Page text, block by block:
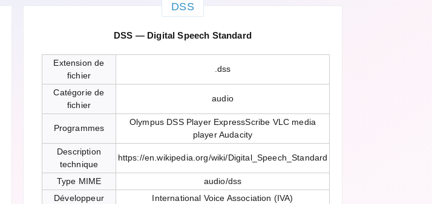
DSS
DSS — Digital Speech Standard
Extension de
fichier
.dss
Catégorie de
fichier
audio
Programmes
Olympus DSS Player ExpressScribe VLC media
player Audacity
Description
technique
https://en.wikipedia.org/wiki/Digital_Speech_Standard
Type MIME
audio/dss
Développeur
International Voice Association (IVA)